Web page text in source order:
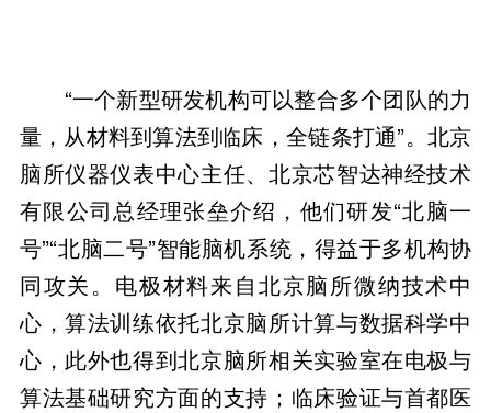
“一个新型研发机构可以整合多个团队的力
量，从材料到算法到临床，全链条打通”。北京
脑所仪器仪表中心主任、北京芯智达神经技术
有限公司总经理张垒介绍，他们研发“北脑一
号”“北脑二号”智能脑机系统，得益于多机构协
同攻关。电极材料来自北京脑所微纳技术中
心，算法训练依托北京脑所计算与数据科学中
心，此外也得到北京脑所相关实验室在电极与
算法基础研究方面的支持；临床验证与首都医